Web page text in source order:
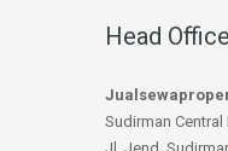
Head Office
Sudirman